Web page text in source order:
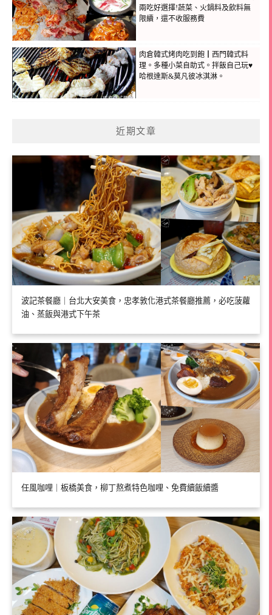
兩吃好選擇!蔬菜、火鍋料及飲料無
限續，還不收服務費
肉倉韓式烤肉吃到飽┃西門韓式料
理。多種小菜自助式。拌飯自己玩♥
哈根達斯&莫凡彼冰淇淋。
近期文章
波記茶餐廳｜台北大安美食，忠孝敦化港式茶餐廳推薦，必吃菠蘿
油、蒸飯與港式下午茶
任風咖哩｜板橋美食，柳丁熬煮特色咖哩、免費續飯續醬